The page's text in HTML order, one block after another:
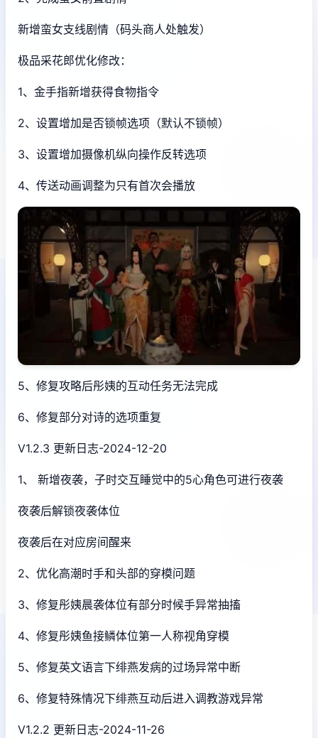
新增蛮女支线剧情（码头商人处触发）
极品采花郎优化修改：
1、金手指新增获得食物指令
2、设置增加是否锁帧选项（默认不锁帧）
3、设置增加摄像机纵向操作反转选项
4、传送动画调整为只有首次会播放
5、修复攻略后彤姨的互动任务无法完成
6、修复部分对诗的选项重复
V1.2.3 更新日志-2024-12-20
1、 新增夜袭，子时交互睡觉中的5心角色可进行夜袭
夜袭后解锁夜袭体位
夜袭后在对应房间醒来
2、优化高潮时手和头部的穿模问题
3、修复彤姨晨袭体位有部分时候手异常抽搐
4、修复彤姨鱼接鳞体位第一人称视角穿模
5、修复英文语言下绯燕发病的过场异常中断
6、修复特殊情况下绯燕互动后进入调教游戏异常
V1.2.2 更新日志-2024-11-26